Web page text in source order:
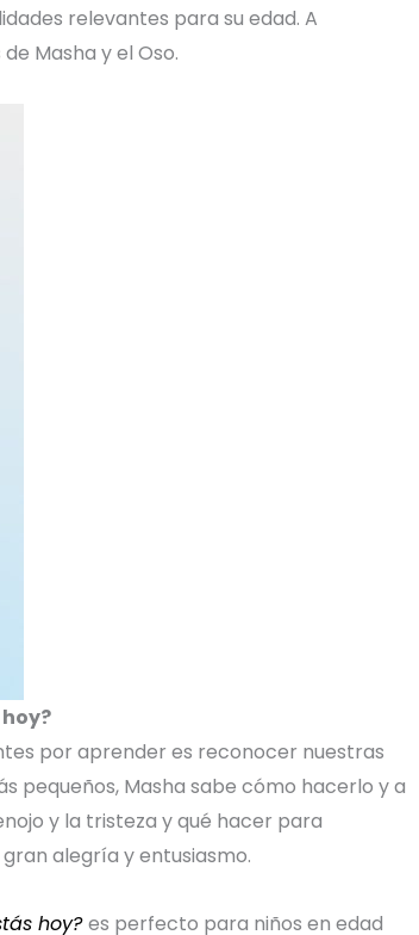
relevantes para su edad. A
Masha y el Oso.
por aprender es reconocer nuestras
pequeños, Masha sabe cómo hacerlo y a
y la tristeza y qué hacer para
alegría y entusiasmo.
hoy? es perfecto para niños en edad